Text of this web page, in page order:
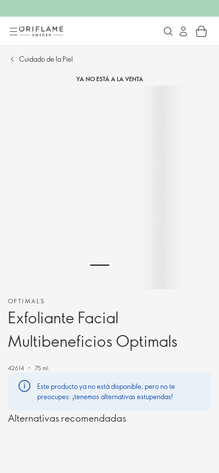
Cuidado de la Piel
YA NO ESTÁ A LA VENTA
OPTIMALS
Exfoliante Facial
Multibeneficios Optimals
42614 75 ml.
Este producto ya no está disponible, pero no te
preocupes: ¡tenemos alternativas estupendas!
Alternativas recomendadas